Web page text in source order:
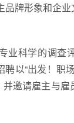
牌形象和企
业科学的调查
以“出发！职
邀请雇主与